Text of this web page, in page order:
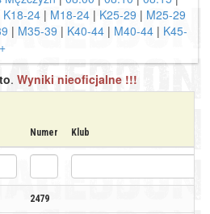
K18-24 | M18-24 | K25-29 | M25-29
| M35-39 | K40-44 | M40-44 | K45-
. Wyniki nieoficjalne !!!
Numer Klub
2479